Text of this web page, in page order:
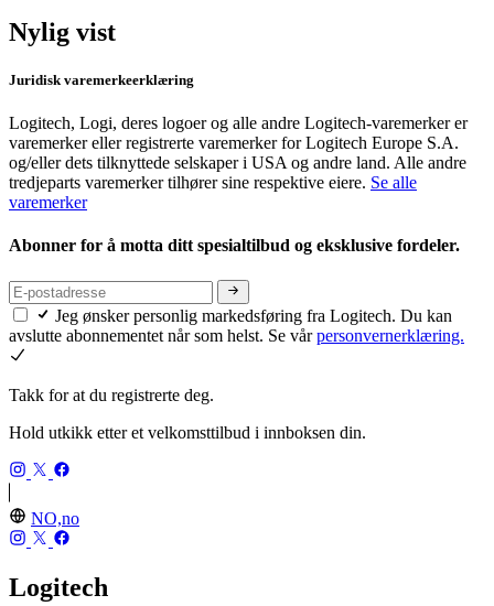
Nylig vist
Juridisk varemerkeerklæring
Logitech, Logi, deres logoer og alle andre Logitech-varemerker er
varemerker eller registrerte varemerker for Logitech Europe S.A.
og/eller dets tilknyttede selskaper i USA og andre land. Alle andre
tredjeparts varemerker tilhører sine respektive eiere. Se alle
varemerker
Abonner for å motta ditt spesialtilbud og eksklusive fordeler.
Jeg ønsker personlig markedsføring fra Logitech. Du kan
avslutte abonnementet når som helst. Se vårpersonvernerklæring.
Takk for at du registrerte deg.
Hold utkikk etter et velkomsttilbud i innboksen din.
NO,no
Logitech